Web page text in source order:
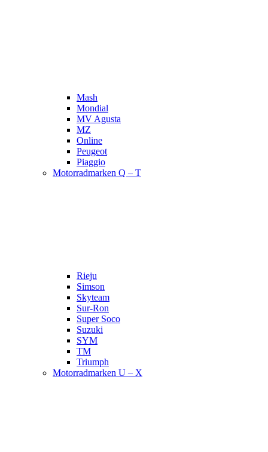
Mash
Mondial
MV Agusta
MZ
Online
Peugeot
Piaggio
Motorradmarken Q – T
Rieju
Simson
Skyteam
Sur-Ron
Super Soco
Suzuki
SYM
TM
Triumph
Motorradmarken U – X